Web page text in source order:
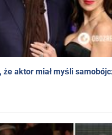
aktor miał myśli